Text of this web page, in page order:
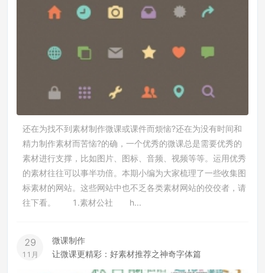
还在为找不到素材制作微课或课件而烦恼?还在为没有时间和
精力制作素材而苦恼?的确，一个优秀的微课总是需要优秀的
素材进行支撑，比如图片、图标、音频、视频等等。运用优秀
的素材往往可以事半功倍。本期小编为大家梳理了一些收集图
标素材的网站。这些网站中也不乏各类素材网站的佼佼者，请
往下看。 1.素材公社 h...
29
11月
微课制作
让微课更精彩：好素材推荐之神奇字体篇